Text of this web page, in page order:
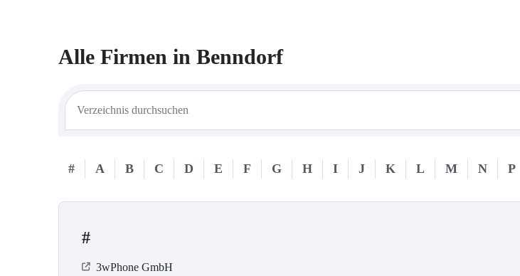
Alle Firmen in Benndorf
# A B C D E F G H I J K L M N P
#
3wPhone GmbH